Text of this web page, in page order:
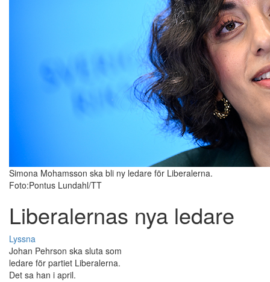
Simona Mohamsson ska bli ny ledare för Liberalerna.
Foto:Pontus Lundahl/TT
Liberalernas nya ledare
Lyssna
Johan Pehrson ska sluta som
ledare för partiet Liberalerna.
Det sa han i april.